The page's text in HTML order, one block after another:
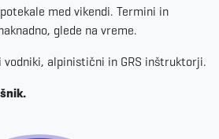
med vikendi. Termini in
glede na vreme.
vodniki, alpinistični in GRS inštruktorji.